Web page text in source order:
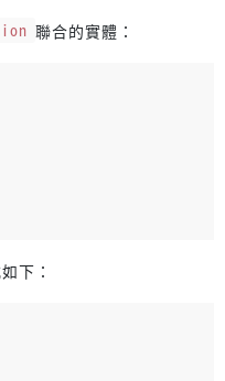
聯合的實體：
下：